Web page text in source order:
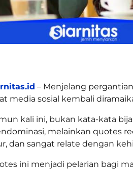
– Menjelang
media sosial kembali
kali ini, bukan kata-kata
melainkan quotes
dan sangat relate dengan
ini menjadi pelarian bagi